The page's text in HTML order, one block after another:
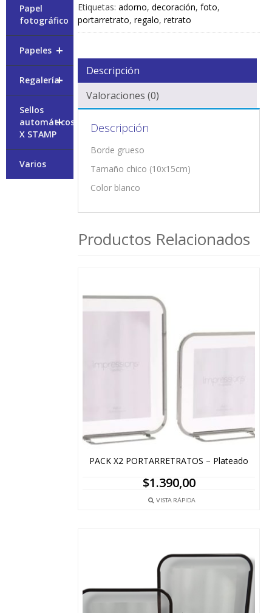
Etiquetas:adorno,decoración,foto,
portarretrato,regalo,retrato
Descripción
Valoraciones (0)
Descripción
Borde grueso
Tamaño chico (10x15cm)
Color blanco
Productos Relacionados
PACK X2 PORTARRETRATOS – Plateado
$1.390,00
VISTA RÁPIDA
Papel
fotográfico
+
Papeles
+
Regalería
+
Sellos
automáticos
X STAMP
Varios